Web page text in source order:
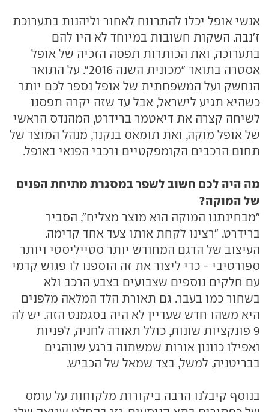
אנשי אופל יכלו להתרווח לאחור וליהנות בתערוכת
ז'נבה. השקות חשובות במיוחד לא היו להם
בתערוכה, ואת הכותרות תפסה הזכיה של אופל
אסטרה בתואר "מכונית השנה 2016". על התואר
הנחשק ועל המשפחתית של אופל נספר לכם יותר
כשהיא תגיע לישראל, אבל עד שזה יקרה תפסנו
לשיחה קצרה את דיאטמר ברידרט, המהנדס הראשי
של אופל מוקה, ואת תומאס בנקנר, מנהל המוצר של
תחום הרכבים הקומפקטיים ורכבי הפנאי באופל.
מה היה לכם חשוב לשפר במסגרת מתיחת הפנים
של המוקה?
"מבחינתנו המוקה הוא מוצר מצליח", הסביר
ברידרט. "רצינו לקחת אותו צעד אחד קדימה.
העיצוב של הדגם המחודש יותר סטייליסטי ויותר
ספורטיבי - כדי ליצור את זה הוספנו לו פגוש קדמי
עם חלקים נוספים שצבועים בצבע הרכב ולא
בשחור כמו בעבר. גם תאורת הלד המלאה מלפנים
היא משהו חדש שעדיין לא היה בסגמנט הזה. יש לה
9 פונקציות שונות, כולל תאורה לחניה, לפניות
ואפילו כוונון אורות שמשתנה ברגע שנוהגים
בבריטניה, למשל, בצד שמאל של הכביש.
בנוסף קיבלנו הרבה ביקורות מלקוחות על עומס